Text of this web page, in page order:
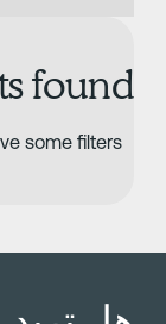
try different